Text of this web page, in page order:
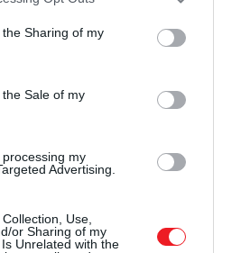
usage behaviour. You may click to
Google and its third-party tags to
purposes in below Google
Sharing of my
Sale of my
my
Advertising.
Use,
or Sharing of my
Unrelated with the
ki . Jelzőlámpák
pillanatban meddig
a partot.
kijelöltsárga zónába sem
jelzésnél
piros
senki
mögött kell maradni. A
hogy a látogatók inkább a
fekvő részéről
ugyanúgy remek kilátás